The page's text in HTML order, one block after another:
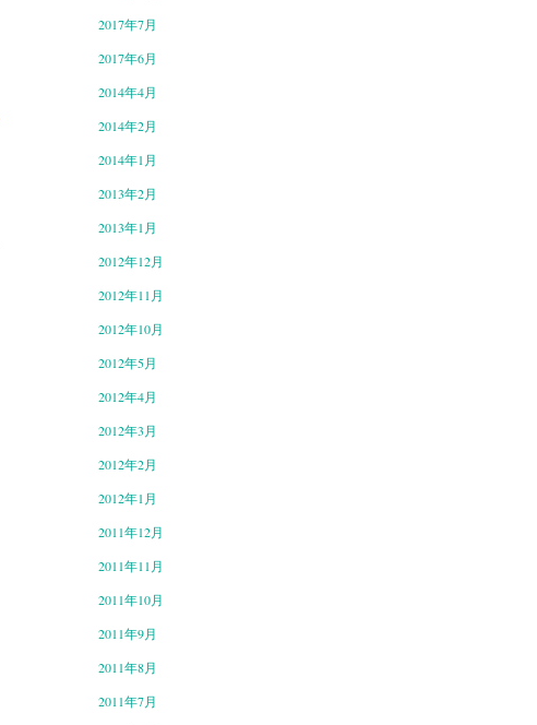
2017年7月
2017年6月
2014年4月
2014年2月
2014年1月
2013年2月
2013年1月
2012年12月
2012年11月
2012年10月
2012年5月
2012年4月
2012年3月
2012年2月
2012年1月
2011年12月
2011年11月
2011年10月
2011年9月
2011年8月
2011年7月